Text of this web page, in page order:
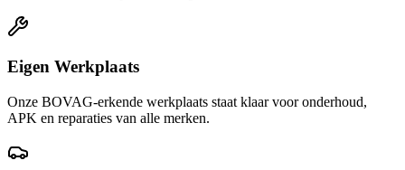
Eigen Werkplaats
Onze BOVAG-erkende werkplaats staat klaar voor onderhoud,
APK en reparaties van alle merken.